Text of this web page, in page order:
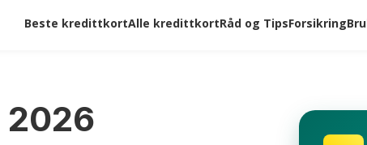
Beste kredittkortAlle kredittkortRåd og TipsForsikring